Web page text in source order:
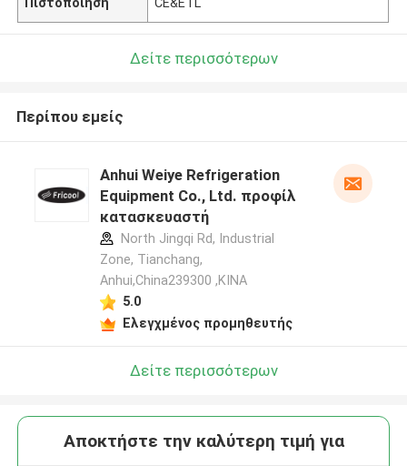
Δείτε περισσότερων
Περίπου εμείς
Anhui Weiye Refrigeration
Equipment Co., Ltd. προφίλ
κατασκευαστή
North Jingqi Rd, Industrial
Zone, Tianchang,
Anhui,China239300 ,ΚΙΝΑ
5.0
Ελεγχμένος προμηθευτής
Δείτε περισσότερων
Αποκτήστε την καλύτερη τιμή για